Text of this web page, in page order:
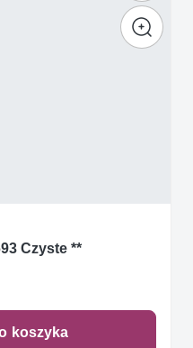
Czyste **
koszyka